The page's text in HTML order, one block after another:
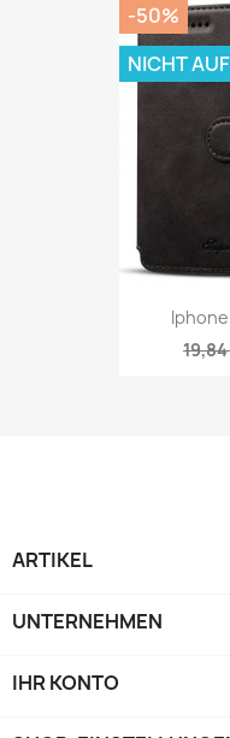
-50%
NICHT
ARTIKEL
UNTERNEHMEN
IHR KONTO